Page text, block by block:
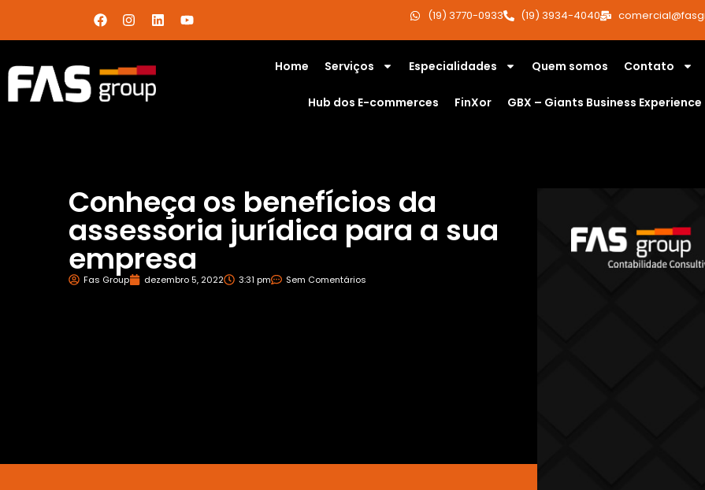
(19) 3770-0933 (19) 3934-4040
Home Serviços Especialidades Quem somos Contato
Hub dos E-commerces FinXor GBX – Giants Business Experience
Conheça os benefícios da
assessoria jurídica para a sua
empresa
Fas Group dezembro 5, 2022 3:31 pm Sem Comentários